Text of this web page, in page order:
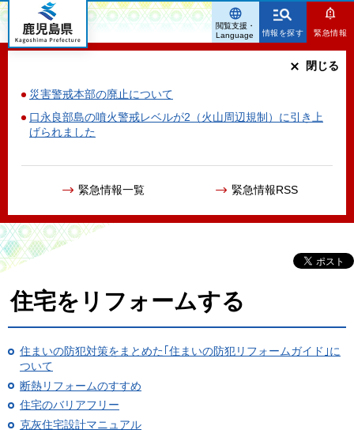
鹿児島県
情報を探す 緊急情報
災害警戒本部の廃止について
口永良部島の噴火警戒レベルが2（火山周辺規制）に引き上
げられました
緊急情報一覧 緊急情報RSS
閉じる
閲覧支援・
Language
住宅をリフォームする
住まいの防犯対策をまとめた｢住まいの防犯リフォームガイド｣に
ついて
断熱リフォームのすすめ
住宅のバリアフリー
克灰住宅設計マニュアル